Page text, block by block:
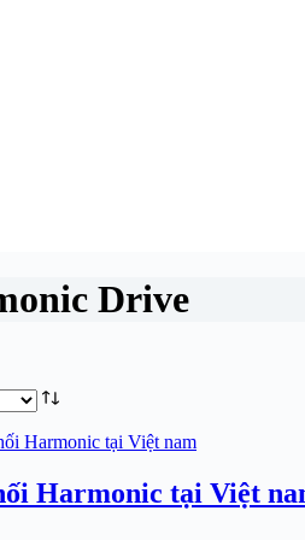
Drive
Harmonic tại Việt